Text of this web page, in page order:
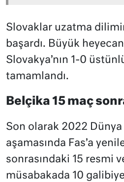
Slovaklar uzatma
başardı. Büyük
Slovakya’nın 1-0
tamamlandı.
Belçika 15 maç
Son olarak 2022 Dünya
aşamasında Fas’a
sonrasındaki 15 resmi
müsabakada 10